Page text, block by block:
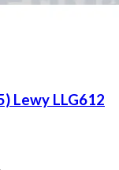
Lewy LLG612